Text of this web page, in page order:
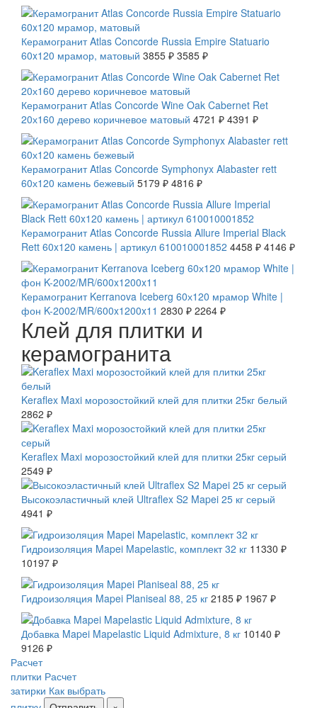
Керамогранит Atlas Concorde Russia Empire Statuario
60x120 мрамор, матовый 3855 ₽ 3585 ₽
Керамогранит Atlas Concorde Wine Oak Cabernet Ret
20х160 дерево коричневое матовый 4721 ₽ 4391 ₽
Керамогранит Atlas Concorde Symphonyx Alabaster rett
60х120 камень бежевый 5179 ₽ 4816 ₽
Керамогранит Atlas Concorde Russia Allure Imperial Black
Rett 60x120 камень | артикул 610010001852 4458 ₽ 4146 ₽
Керамогранит Kerranova Iceberg 60х120 мрамор White |
фон K-2002/MR/600x1200x11 2830 ₽ 2264 ₽
Клей для плитки и
керамогранита
Keraflex Maxi морозостойкий клей для плитки 25кг белый
2862 ₽
Keraflex Maxi морозостойкий клей для плитки 25кг серый
2549 ₽
Высокоэластичный клей Ultraflex S2 Mapei 25 кг серый
4941 ₽
Гидроизоляция Mapei Mapelastic, комплект 32 кг 11330 ₽
10197 ₽
Гидроизоляция Mapei Planiseal 88, 25 кг 2185 ₽ 1967 ₽
Добавка Mapei Mapelastic Liquid Admixture, 8 кг 10140 ₽
9126 ₽
Расчет
плитки Расчет
затирки Как выбрать